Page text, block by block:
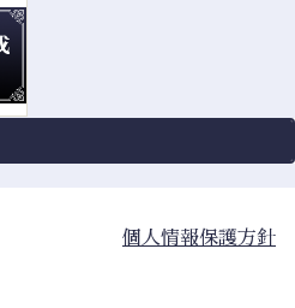
個人情報保護方針